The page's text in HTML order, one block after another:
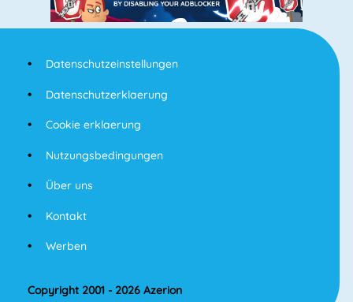
Datenschutzeinstellungen
Datenschutzerklaerung
Cookie erklaerung
Nutzungsbedingungen
Über uns
Kontakt
Werben
Copyright 2001 - 2026 Azerion